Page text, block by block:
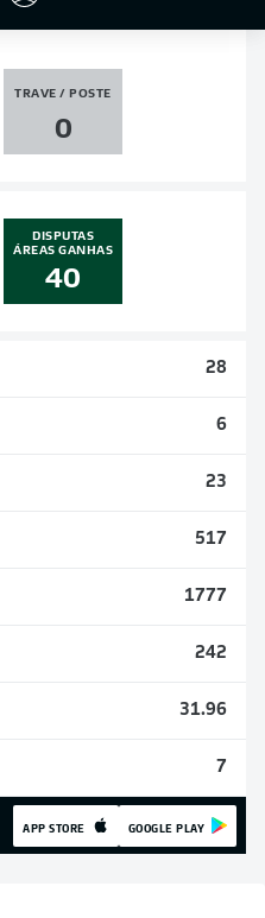
TRAVE / POSTE
0
DISPUTAS
ÁREAS GANHAS
40
28
6
23
517
1777
242
31.96
7
APP STORE GOOGLE PLAY